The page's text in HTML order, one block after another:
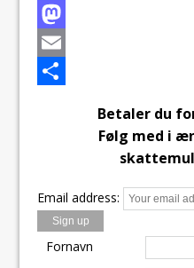
F
a
c
k
M
a
o
E
e
Betaler du
Følg med i
Email address:
Fornavn